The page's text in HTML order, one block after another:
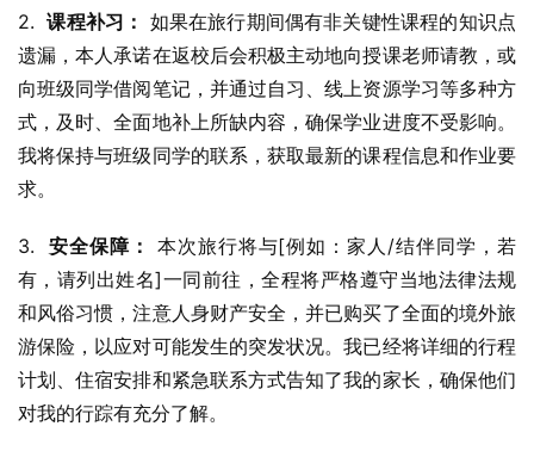
2. 课程补习： 如果在旅行期间偶有非关键性课程的知识点
遗漏，本人承诺在返校后会积极主动地向授课老师请教，或
向班级同学借阅笔记，并通过自习、线上资源学习等多种方
式，及时、全面地补上所缺内容，确保学业进度不受影响。
我将保持与班级同学的联系，获取最新的课程信息和作业要
求。
3. 安全保障：
本次旅行将与[例如：家人/结伴同学，若
有，请列出姓名]一同前往，全程将严格遵守当地法律法规
和风俗习惯，注意人身财产安全，并已购买了全面的境外旅
游保险，以应对可能发生的突发状况。我已经将详细的行程
计划、住宿安排和紧急联系方式告知了我的家长，确保他们
对我的行踪有充分了解。